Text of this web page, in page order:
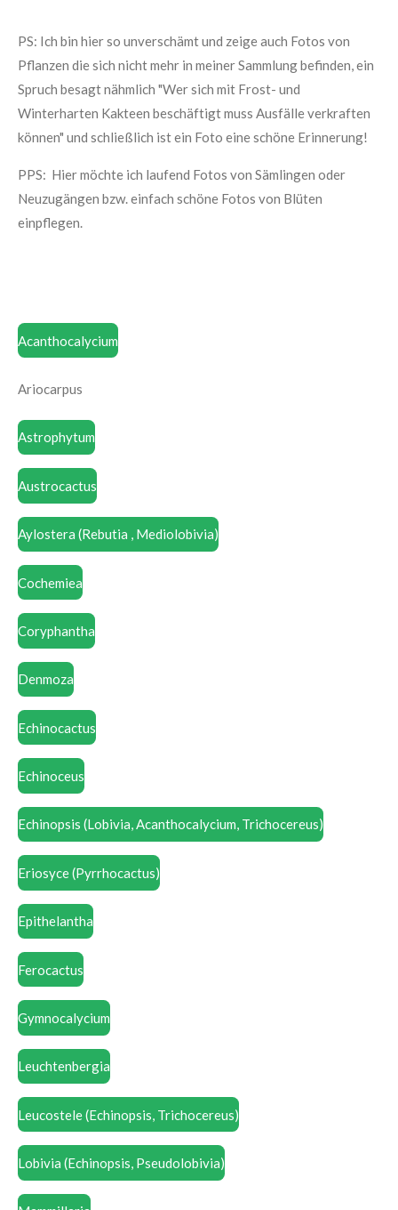
PS: Ich bin hier so unverschämt und zeige auch Fotos von
Pflanzen die sich nicht mehr in meiner Sammlung befinden, ein
Spruch besagt nähmlich "Wer sich mit Frost- und
Winterharten Kakteen beschäftigt muss Ausfälle verkraften
können" und schließlich ist ein Foto eine schöne Erinnerung!
PPS: Hier möchte ich laufend Fotos von Sämlingen oder
Neuzugängen bzw. einfach schöne Fotos von Blüten
einpflegen.
Acanthocalycium
Ariocarpus
Astrophytum
Austrocactus
Aylostera (Rebutia , Mediolobivia)
Cochemiea
Coryphantha
Denmoza
Echinocactus
Echinoceus
Echinopsis (Lobivia, Acanthocalycium, Trichocereus)
Eriosyce (Pyrrhocactus)
Epithelantha
Ferocactus
Gymnocalycium
Leuchtenbergia
Leucostele (Echinopsis, Trichocereus)
Lobivia (Echinopsis, Pseudolobivia)